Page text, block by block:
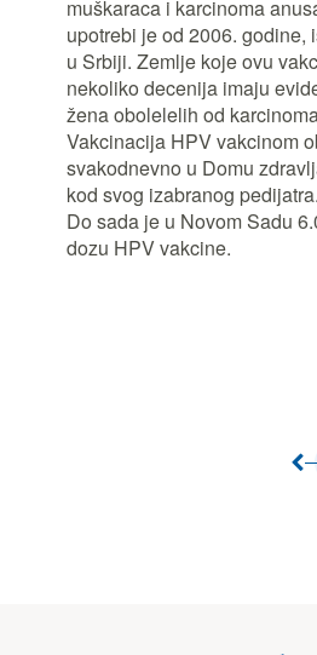
muškaraca i karcinoma
upotrebi je od 2006. godine,
u Srbiji. Zemlje koje ovu
nekoliko decenija imaju
žena obolelelih od
Vakcinacija HPV vakcinom
svakodnevno u Domu
kod svog izabranog pedijatra.
Do sada je u Novom Sadu
dozu HPV vakcine.